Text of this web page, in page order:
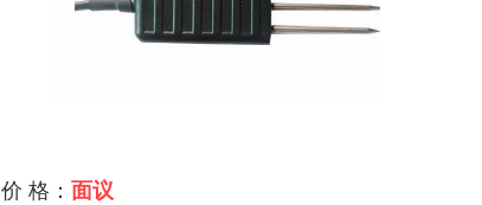
价 格： 面议